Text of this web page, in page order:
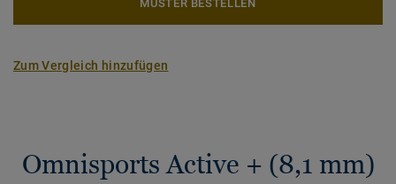
MUSTER BESTELLEN
Zum Vergleich hinzufügen
Omnisports Active + (8,1 mm)